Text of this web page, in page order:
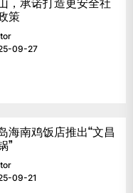
策
09-27
海南鸡饭店推出“文昌
”
09-21